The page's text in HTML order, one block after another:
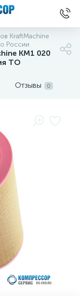
KraftMachine
России
КМ1 020
ТО
Отзывы 0